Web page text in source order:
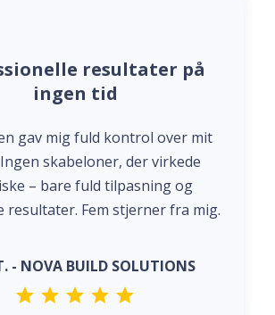
resultater på
ingen tid
gav mig fuld kontrol over mit
skabeloner, der virkede
– bare fuld tilpasning og
resultater. Fem stjerner fra mig.
- NOVA BUILD SOLUTIONS